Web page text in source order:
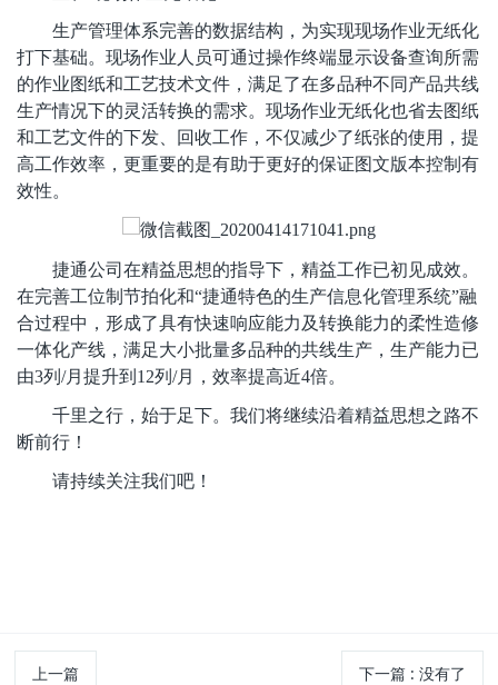
生产管理体系完善的数据结构，为实现现场作业无纸化
打下基础。现场作业人员可通过操作终端显示设备查询所需
的作业图纸和工艺技术文件，满足了在多品种不同产品共线
生产情况下的灵活转换的需求。现场作业无纸化也省去图纸
和工艺文件的下发、回收工作，不仅减少了纸张的使用，提
高工作效率，更重要的是有助于更好的保证图文版本控制有
效性。
捷通公司在精益思想的指导下， 精益工作已初见成效。
在完善工位制节拍化和“捷通特色的生产信息化管理系统”融
合过程中，形成了具有快速响应能力及转换能力的柔性造修
一体化产线，满足大小批量多品种的共线生产， 生产能力已
由3列/月提升到12列/月，效率提高近4倍。
千里之行，始于足下。我们将继续沿着精益思想之路不
断前行！
请持续关注我们吧！
上一篇 下一篇 : 没有了